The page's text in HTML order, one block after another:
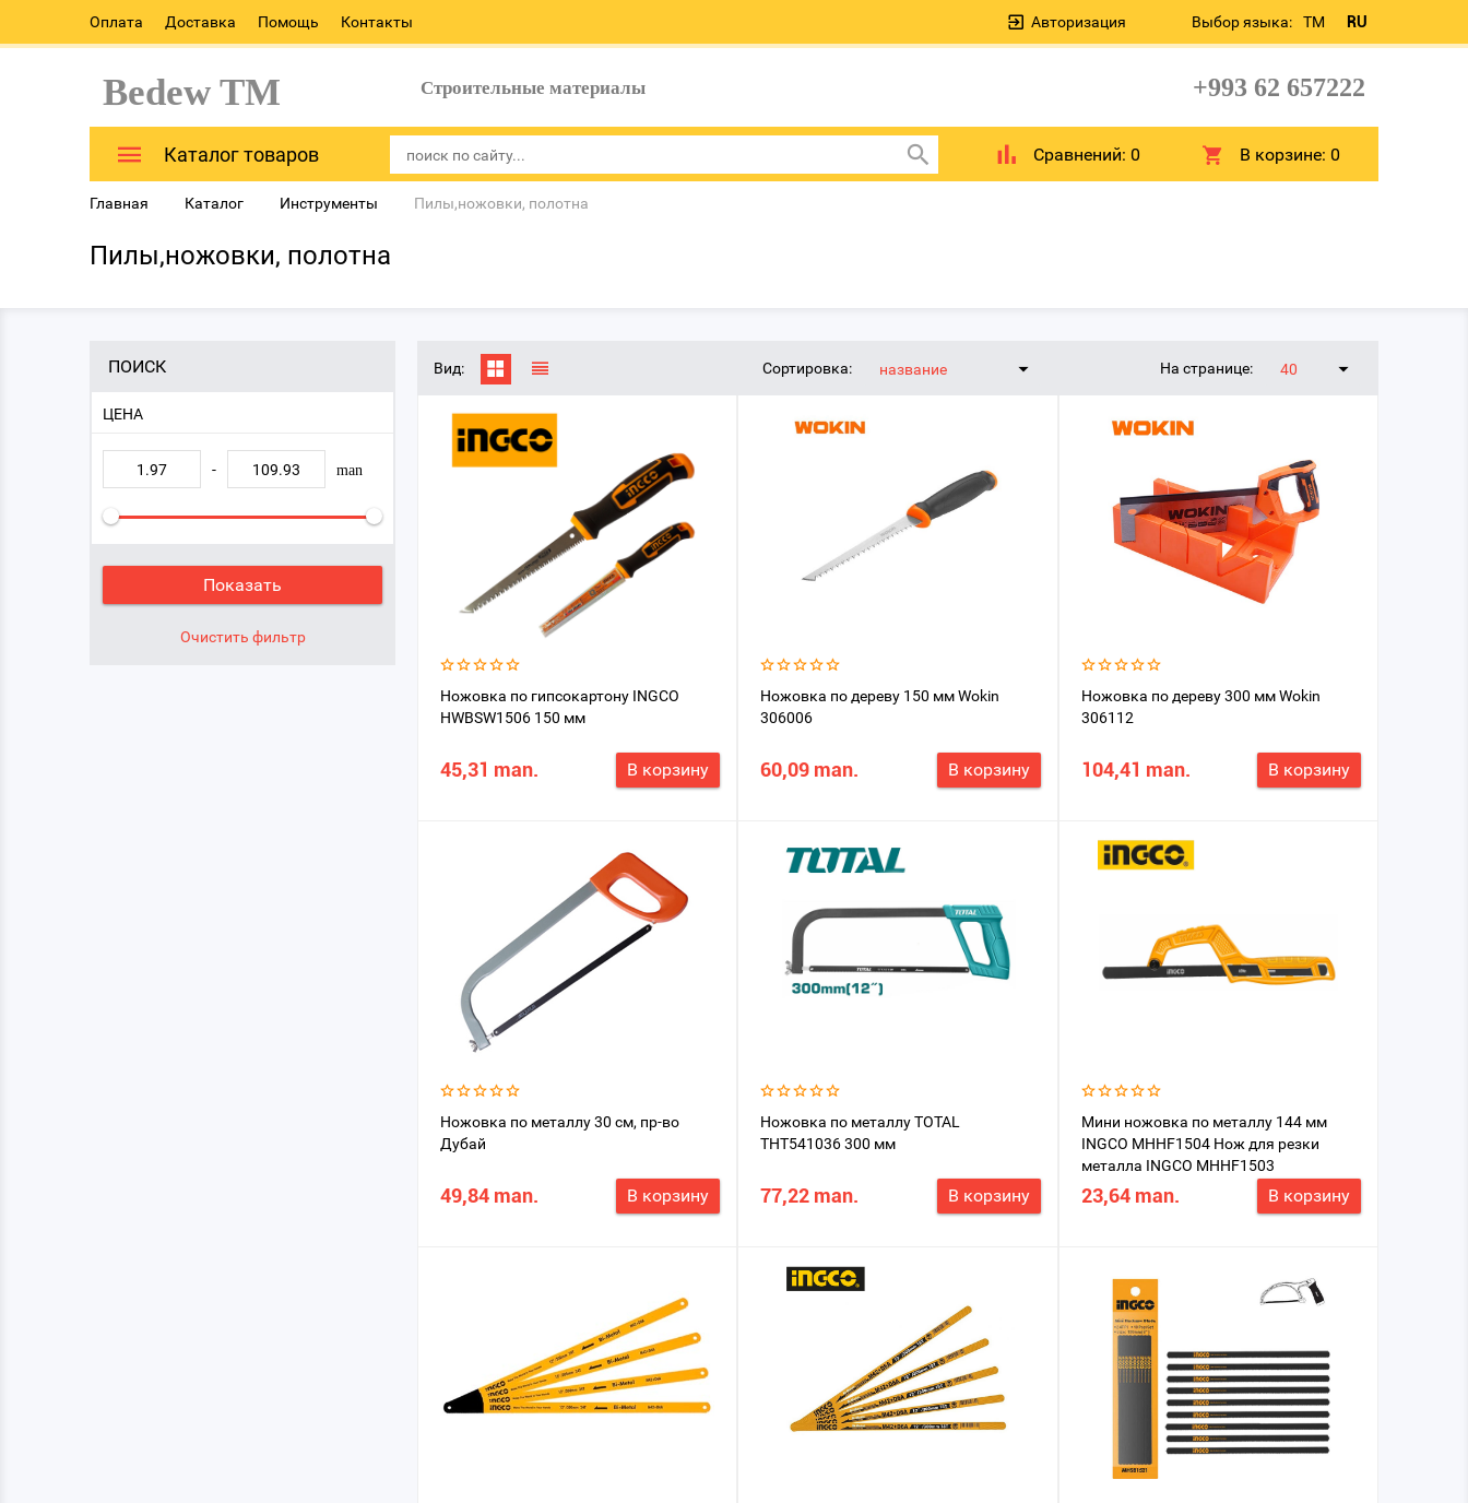
Оплата Доставка Помощь Контакты Выбор языка: TM RU
Авторизация
Bedew TM Строительные материалы +993 62 657222
Каталог товаров Сравнений: 0 В корзине:0
Главная Каталог Инструменты Пилы,ножовки, полотна
Пилы,ножовки, полотна
ПОИСК
ЦЕНА
-
Вид: Сортировка: название На странице: 40
Ножовка по гипсокартону INGCO
HWBSW1506 150 мм
45,31 man. В корзину
Ножовка по дереву 150 мм Wokin
306006
60,09 man. В корзину
Ножовка по дереву 300 мм Wokin
306112
104,41 man. В корзину
Ножовка по металлу 30 см, пр-во
Дубай
49,84 man. В корзину
Ножовка по металлу TOTAL
THT541036 300 мм
77,22 man. В корзину
Мини ножовка по металлу 144 мм
INGCO MHHF1504 Нож для резки
металла INGCO MHHF1503
отличается своей компактностью,
инструмент, который будет полезен
пользователю.
23,64 man. В корзину